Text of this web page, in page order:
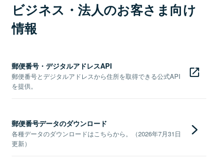
ビジネス・法人のお客さま向け
情報
郵便番号・デジタルアドレスAPI
郵便番号とデジタルアドレスから住所を取得できる公式API
を提供。
郵便番号データのダウンロード
各種データのダウンロードはこちらから。（2026年7月31日
更新）